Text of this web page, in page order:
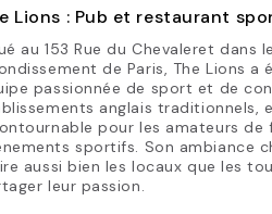
Lions : Pub et restaurant
au 153 Rue du Chevaleret dans
de Paris, The Lions a
passionnée de sport et de
anglais traditionnels,
pour les amateurs
sportifs. Son ambiance
aussi bien les locaux que les
leur passion.